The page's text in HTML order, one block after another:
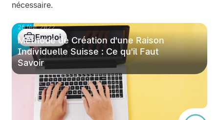
nécessaire.
Emploi
25 févr. 2022
Méthode de Création d'une Raison
Individuelle Suisse : Ce qu'il Faut
Savoir